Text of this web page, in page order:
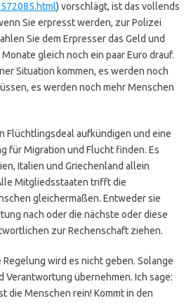
) vorschlägt, ist das vollends
Sie erpresst werden, zur Polizei
Sie dem Erpresser das Geld und
gleich noch ein paar Euro drauf.
Situation kommen, es werden noch
es werden noch mehr Menschen
Flüchtlingsdeal aufkündigen und eine
für Migration und Flucht finden. Es
Italien und Griechenland allein
Mitgliedsstaaten trifft die
gleichermaßen. Entweder sie
nach oder die nächste oder diese
zur Rechenschaft ziehen.
wird es nicht geben. Solange
Verantwortung übernehmen. Ich sage:
die Menschen rein! Kommt in den